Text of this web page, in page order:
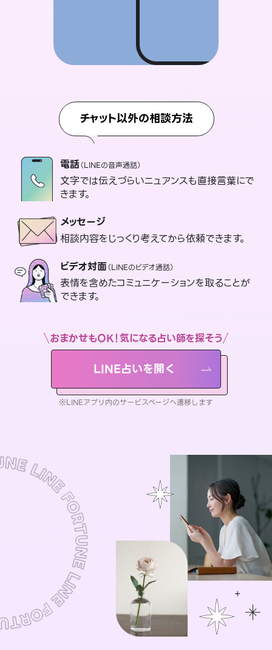
チャット以外の相談方法
電話（LINEの音声通話）
文字では伝えづらいニュアンスも直接言葉にで
きます。
メッセージ
相談内容をじっくり考えてから依頼できます。
ビデオ対面（LINEのビデオ通話）
表情を含めたコミュニケーションを取ることが
できます。
おまかせもOK！気になる占い師を探そう
LINE占いを開く
※LINEアプリ内のサービスページへ遷移します